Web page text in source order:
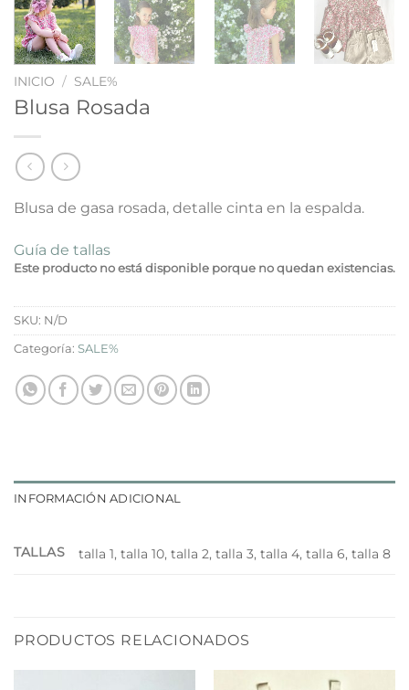
INICIO / SALE%
Blusa Rosada
Blusa de gasa rosada, detalle cinta en la espalda.
Guía de tallas
Este producto no está disponible porque no quedan existencias.
SKU: N/D
Categoría: SALE%
INFORMACIÓN ADICIONAL
TALLAS talla 1, talla 10, talla 2, talla 3, talla 4, talla 6, talla 8
PRODUCTOS RELACIONADOS